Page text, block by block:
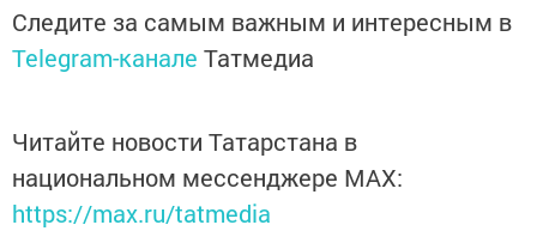
Следите за самым важным и интересным в
Telegram-канале Татмедиа
Читайте новости Татарстана в
национальном мессенджере MАХ:
https://max.ru/tatmedia